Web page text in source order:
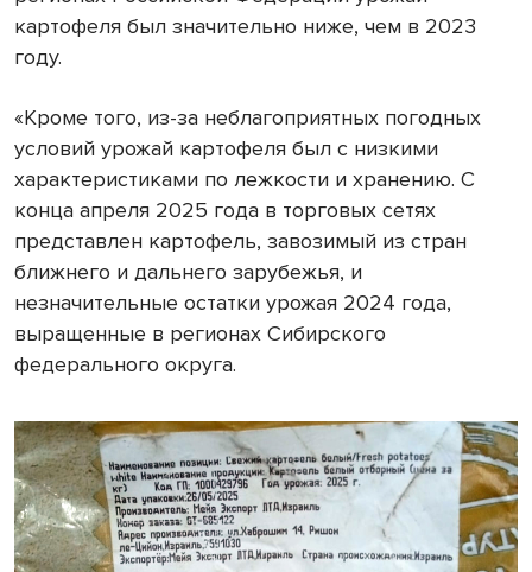
картофеля был значительно ниже, чем в 2023
году.
«Кроме того, из-за неблагоприятных погодных
условий урожай картофеля был с низкими
характеристиками по лежкости и хранению. С
конца апреля 2025 года в торговых сетях
представлен картофель, завозимый из стран
ближнего и дальнего зарубежья, и
незначительные остатки урожая 2024 года,
выращенные в регионах Сибирского
федерального округа.